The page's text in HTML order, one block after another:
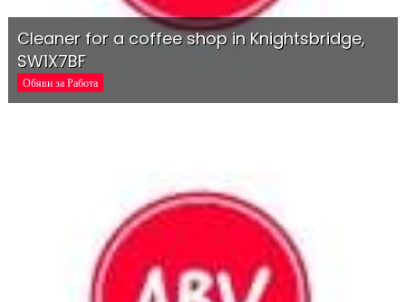
Cleaner for a coffee shop in Knightsbridge,
SW1X7BF
Обяви за Работа